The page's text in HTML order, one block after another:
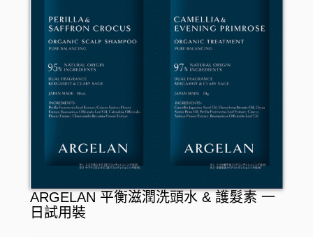
ARGELAN 平衡滋潤洗頭水 & 護髮素 一
日試用裝